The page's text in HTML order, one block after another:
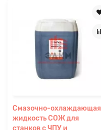
Смазочно-охлаждающая
жидкость СОЖ для
станков с ЧПУ и